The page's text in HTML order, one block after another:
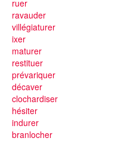
ruer
ravauder
villégiaturer
ixer
maturer
restituer
prévariquer
décaver
clochardiser
hésiter
indurer
branlocher